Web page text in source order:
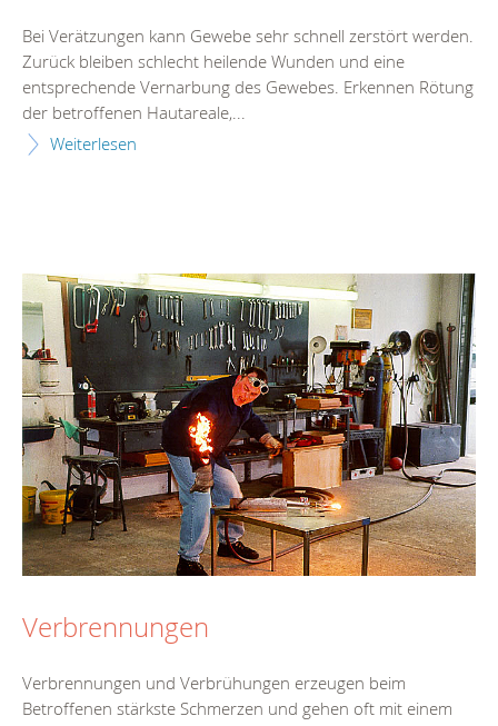
Bei Verätzungen kann Gewebe sehr schnell zerstört werden.
Zurück bleiben schlecht heilende Wunden und eine
entsprechende Vernarbung des Gewebes. Erkennen Rötung
der betroffenen Hautareale,...
Weiterlesen
Verbrennungen
Verbrennungen und Verbrühungen erzeugen beim
Betroffenen stärkste Schmerzen und gehen oft mit einem